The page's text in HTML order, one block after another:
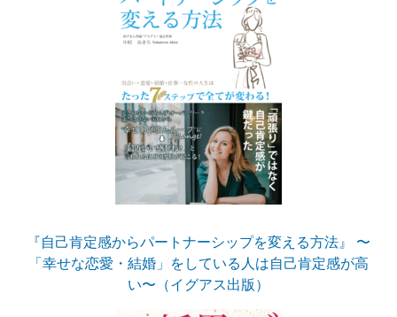
『自己肯定感からパートナーシップを変える方法』 〜
「幸せな恋愛・結婚」をしている人は自己肯定感が高
い〜（イグアス出版）